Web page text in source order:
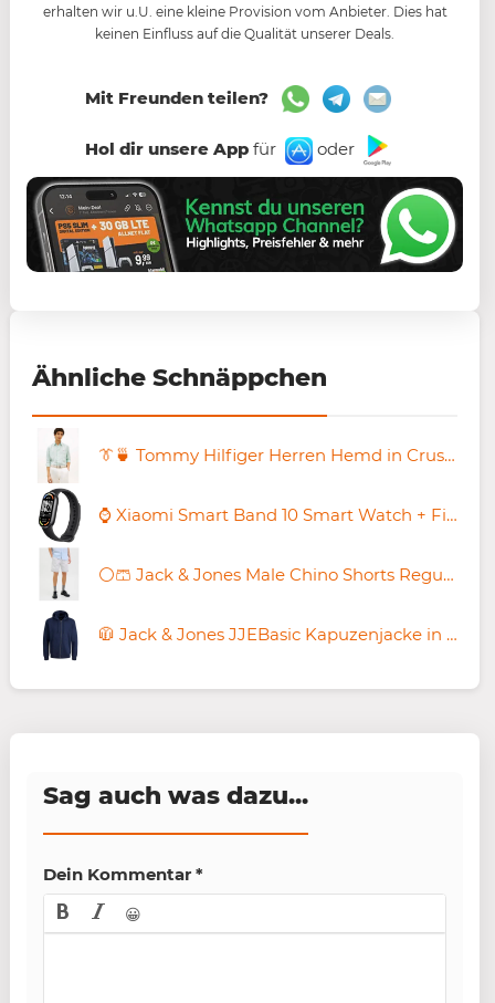
erhalten wir u.U. eine kleine Provision vom Anbieter. Dies hat
keinen Einfluss auf die Qualität unserer Deals.
Mit Freunden teilen?
Hol dir unsere Appfür oder
Ähnliche Schnäppchen
👔🍵 Tommy Hilfiger Herren Hemd in Crushed Mint ab 69,29€ (statt 108€)
⌚ Xiaomi Smart Band 10 Smart Watch + Fitness-Tracker für 33€ (statt 42€)
⚪️🩳 Jack & Jones Male Chino Shorts Regular Fit Chino Shorts für 14,54€ (statt 24€)
🧥 Jack & Jones JJEBasic Kapuzenjacke in Navyblau ab 24,72€ (statt 41€) – Schwarz ab 21,99€
Sag auch was dazu...
Dein Kommentar *
😀